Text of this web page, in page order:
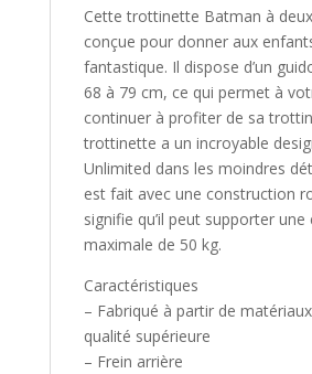
Cette trottinette Batman à
conçue pour donner aux
fantastique. Il dispose d’un
68 à 79 cm, ce qui permet à
continuer à profiter de sa
trottinette a un incroyable
Unlimited dans les moindres
est fait avec une construction
signifie qu’il peut supporter une
maximale de 50 kg.
Caractéristiques
– Fabriqué à partir de
qualité supérieure
– Frein arrière